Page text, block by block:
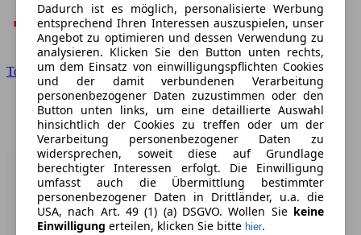
Toyota
Dadurch ist es möglich, personalisierte Werbung
entsprechend Ihren Interessen auszuspielen, unser
Angebot zu optimieren und dessen Verwendung zu
analysieren. Klicken Sie den Button unten rechts,
um dem Einsatz von einwilligungspflichten Cookies
und der damit verbundenen Verarbeitung
personenbezogener Daten zuzustimmen oder den
Button unten links, um eine detaillierte Auswahl
hinsichtlich der Cookies zu treffen oder um der
Verarbeitung personenbezogener Daten zu
widersprechen, soweit diese auf Grundlage
berechtigter Interessen erfolgt. Die Einwilligung
umfasst auch die Übermittlung bestimmter
personenbezogener Daten in Drittländer, u.a. die
USA, nach Art. 49 (1) (a) DSGVO. Wollen Sie keine
Einwilligung erteilen, klicken Sie bitte hier.